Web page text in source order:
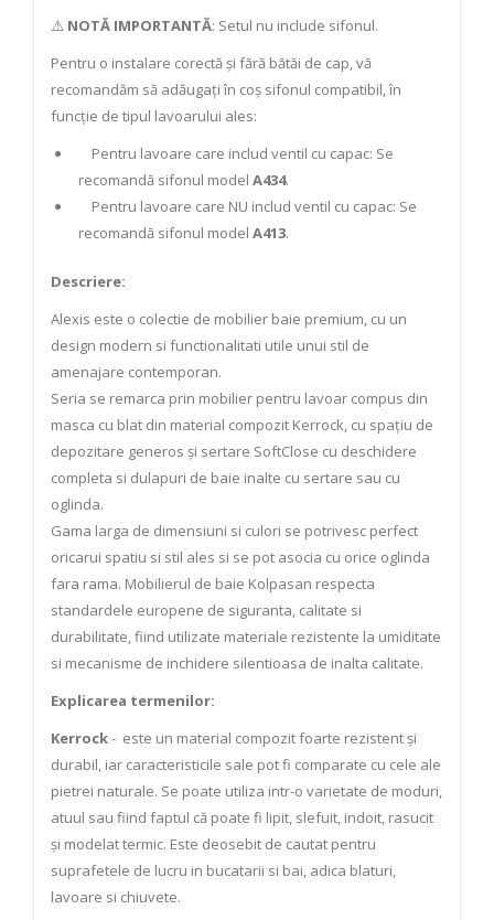
⚠️ NOTĂ IMPORTANTĂ: Setul nu include sifonul.
Pentru o instalare corectă și fără bătăi de cap, vă
recomandăm să adăugați în coș sifonul compatibil, în
funcție de tipul lavoarului ales:
Pentru lavoare care includ ventil cu capac: Se
recomandă sifonul model A434.
Pentru lavoare care NU includ ventil cu capac: Se
recomandă sifonul model A413.
Descriere:
Alexis este o colectie de mobilier baie premium, cu un
design modern si functionalitati utile unui stil de
amenajare contemporan.
Seria se remarca prin mobilier pentru lavoar compus din
masca cu blat din material compozit Kerrock, cu spațiu de
depozitare generos și sertare SoftClose cu deschidere
completa si dulapuri de baie inalte cu sertare sau cu
oglinda.
Gama larga de dimensiuni si culori se potrivesc perfect
oricarui spatiu si stil ales si se pot asocia cu orice oglinda
fara rama. Mobilierul de baie Kolpasan respecta
standardele europene de siguranta, calitate si
durabilitate, fiind utilizate materiale rezistente la umiditate
si mecanisme de inchidere silentioasa de inalta calitate.
Explicarea termenilor:
Kerrock- este un material compozit foarte rezistent și
durabil, iar caracteristicile sale pot fi comparate cu cele ale
pietrei naturale. Se poate utiliza intr-o varietate de moduri,
atuul sau fiind faptul că poate fi lipit, slefuit, indoit, rasucit
și modelat termic. Este deosebit de cautat pentru
suprafetele de lucru in bucatarii si bai, adica blaturi,
lavoare si chiuvete.